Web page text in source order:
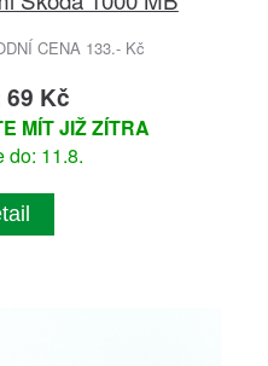
CENA 133.- Kč
69 Kč
MÍT JIŽ ZÍTRA
do: 11.8.